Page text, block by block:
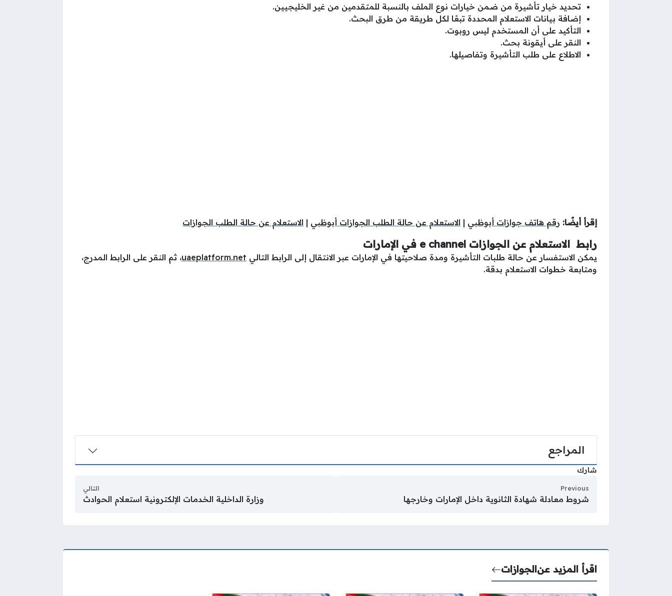
تحديد خيار تأشيرة من ضمن خيارات نوع الملف بالنسبة للمتقدمين من غير الخليجيين.
إضافة بيانات الاستعلام المحددة تبعًا لكل طريقة من طرق البحث.
التأكيد على أن المستخدم ليس روبوت.
النقر على أيقونة بحث.
الاطلاع على طلب التأشيرة وتفاصيلها.
إقرأ أيضًا: رقم هاتف جوازات أبوظبي | الاستعلام عن حالة الطلب الجوازات أبوظبي | الاستعلام عن حالة الطلب الجوازات
رابط الاستعلام عن الجوازات e channel في الإمارات
يمكن الاستفسار عن حالة طلبات التأشيرة ومدة صلاحيتها في الإمارات عبر الانتقال إلى الرابط التالي uaeplatform.net، ثم النقر على الرابط المدرج،
ومتابعة خطوات الاستعلام بدقة.
المراجع
شارك
Previous
شروط معادلة شهادة الثانوية داخل الإمارات وخارجها
التالي
وزارة الداخلية الخدمات الإلكترونية استعلام الحوادث
اقرأ المزيد عنالجوازات